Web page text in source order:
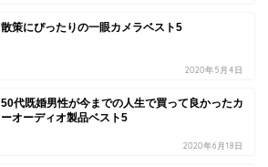
散策にぴったりの一眼カメラベスト5
2020年5月4日
50代既婚男性が今までの人生で買って良かったカ
ーオーディオ製品ベスト5
2020年6月18日